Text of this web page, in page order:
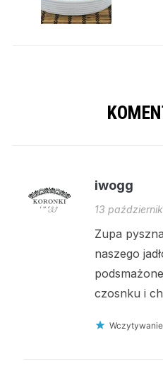
iwogg
13
Zupa
naszego
czosnku i